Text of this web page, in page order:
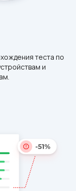
теста по
и